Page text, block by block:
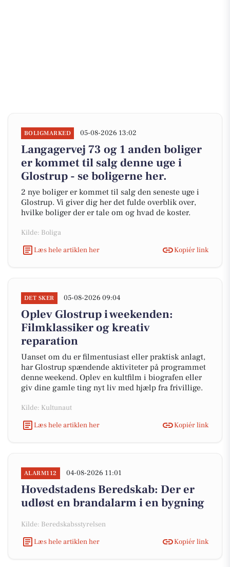
BOLIGMARKED 05-08-2026 13:02
Langagervej 73 og 1 anden boliger
er kommet til salg denne uge i
Glostrup - se boligerne her.
2 nye boliger er kommet til salg den seneste uge i
Glostrup. Vi giver dig her det fulde overblik over,
hvilke boliger der er tale om og hvad de koster.
Kilde: Boliga
Læs hele artiklen her
Kopiér link
DET SKER 05-08-2026 09:04
Oplev Glostrup i weekenden:
Filmklassiker og kreativ
reparation
Uanset om du er filmentusiast eller praktisk anlagt,
har Glostrup spændende aktiviteter på programmet
denne weekend. Oplev en kultfilm i biografen eller
giv dine gamle ting nyt liv med hjælp fra frivillige.
Kilde: Kultunaut
Læs hele artiklen her
Kopiér link
ALARM112 04-08-2026 11:01
Hovedstadens Beredskab: Der er
udløst en brandalarm i en bygning
Kilde: Beredskabsstyrelsen
Læs hele artiklen her
Kopiér link